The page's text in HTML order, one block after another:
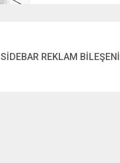
SİDEBAR REKLAM BİLEŞENİ